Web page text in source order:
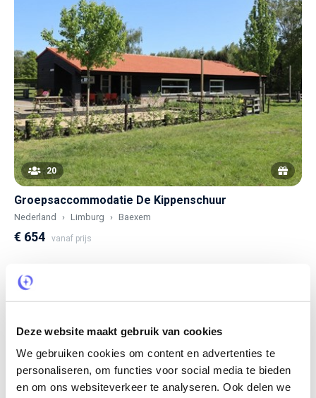
Deze website maakt gebruik van cookies
We gebruiken cookies om content en advertenties te
personaliseren, om functies voor social media te bieden
en om ons websiteverkeer te analyseren. Ook delen we
20
Groepsaccommodatie De Kippenschuur
Nederland Limburg Baexem
€ 654 vanaf prijs